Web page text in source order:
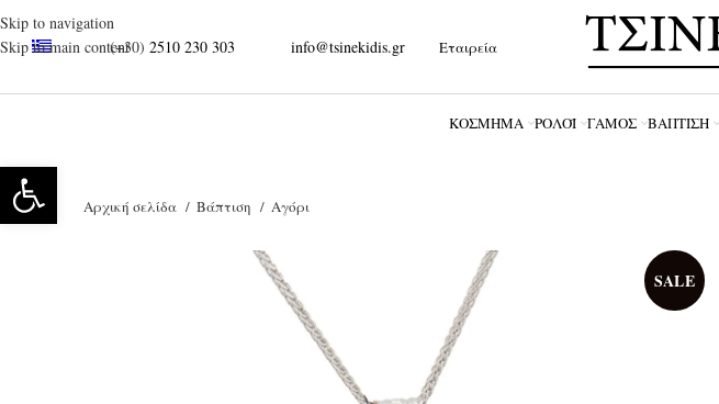
Skip to navigation
Skip to main content
(+30) 2510 230 303 info@tsinekidis.gr Εταιρεία
ΚΌΣΜΗΜΑ ΡΟΛΌΪ ΓΆΜΟΣ ΒΆΠΤΙΣΗ
Αρχική σελίδα Βάπτιση Αγόρι
SALE
Ανοίξτε τη γραμμή εργαλείων